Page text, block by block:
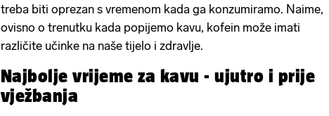
treba biti oprezan s vremenom kada ga konzumiramo. Naime,
ovisno o trenutku kada popijemo kavu, kofein može imati
različite učinke na naše tijelo i zdravlje.
Najbolje vrijeme za kavu - ujutro i prije
vježbanja